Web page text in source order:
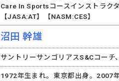
Care In Sportsコースインストラク
【JASA:AT】【NASM:CES】
沼田 幹雄
サントリーサンゴリアスS&Cコー
1972年生まれ。東京都出身。2007